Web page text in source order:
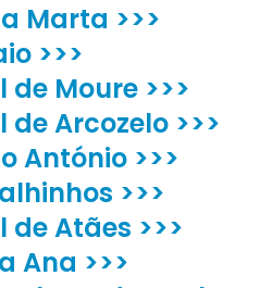
Marta >>>
>>>
Moure >>>
Arcozelo >>>
António >>>
>>>
Atães >>>
Ana >>>